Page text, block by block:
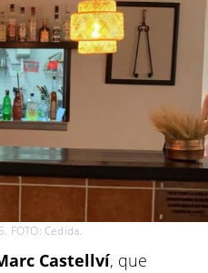
FOTO: Cedida.
Castellví, que